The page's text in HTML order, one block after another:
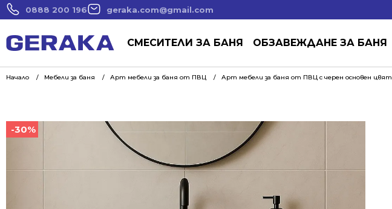
0888 200 196 geraka.com@gmail.com
СМЕСИТЕЛИ ЗА БАНЯ ОБЗАВЕЖДАНЕ ЗА БАНЯ
Начало Мебели за баня Арт мебели за баня от ПВЦ Арт мебели за баня от ПВЦ с черен основен цвят
-30%
-30%